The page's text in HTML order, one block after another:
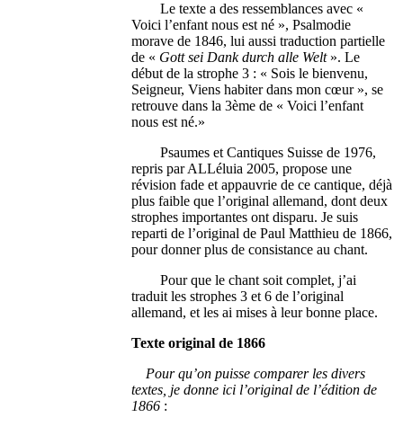
Le texte a des ressemblances avec «
Voici l’enfant nous est né », Psalmodie
morave de 1846, lui aussi traduction partielle
de « Gott sei Dank durch alle Welt». Le
début de la strophe 3 : « Sois le bienvenu,
Seigneur, Viens habiter dans mon cœur », se
retrouve dans la 3ème de « Voici l’enfant
nous est né.»
Psaumes et Cantiques Suisse de 1976,
repris par ALLéluia 2005, propose une
révision fade et appauvrie de ce cantique, déjà
plus faible que l’original allemand, dont deux
strophes importantes ont disparu. Je suis
reparti de l’original de Paul Matthieu de 1866,
pour donner plus de consistance au chant.
Pour que le chant soit complet, j’ai
traduit les strophes 3 et 6 de l’original
allemand, et les ai mises à leur bonne place.
Texte original de 1866
Pour qu’on puisse comparer les divers
textes, je donne ici l’original de l’édition de
1866 :